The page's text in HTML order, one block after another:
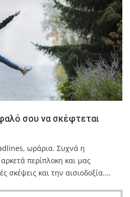
σου να σκέφτεται
ωράρια. Συχνά η
περίπλοκη και μας
σκέψεις και την αισιοδοξία.…